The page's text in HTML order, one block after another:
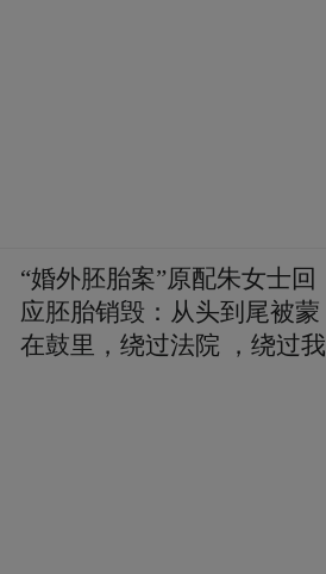
“婚外胚胎案”原配朱女士回
应胚胎销毁：从头到尾被蒙
在鼓里，绕过法院 ，绕过我